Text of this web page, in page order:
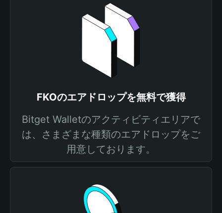
FKOのエアドロップを無料で獲得
Bitget Walletのアクティビティエリアで
は、さまざまな種類のエアドロップをご
用意しております。